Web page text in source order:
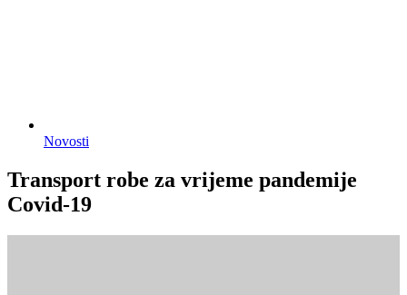
Novosti
Transport robe za vrijeme pandemije
Covid-19